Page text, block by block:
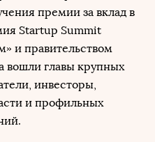
премии за вклад в
Startup Summit
и правительством
вошли главы крупных
инвесторы,
и профильных